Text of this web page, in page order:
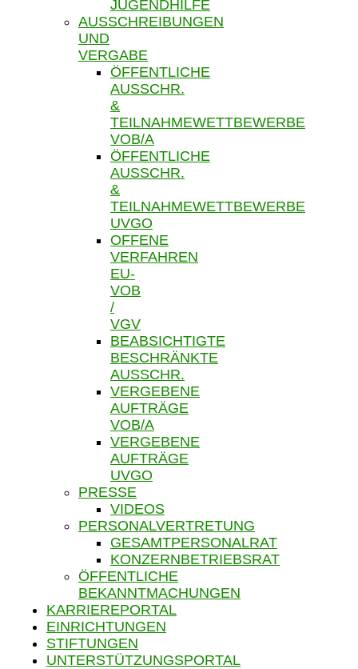
JUGENDHILFE
AUSSCHREIBUNGEN
UND
VERGABE
ÖFFENTLICHE
AUSSCHR.
&
TEILNAHMEWETTBEWERBE
VOB/A
ÖFFENTLICHE
AUSSCHR.
&
TEILNAHMEWETTBEWERBE
UVGO
OFFENE
VERFAHREN
EU-
VOB
/
VGV
BEABSICHTIGTE
BESCHRÄNKTE
AUSSCHR.
VERGEBENE
AUFTRÄGE
VOB/A
VERGEBENE
AUFTRÄGE
UVGO
PRESSE
VIDEOS
PERSONALVERTRETUNG
GESAMTPERSONALRAT
KONZERNBETRIEBSRAT
ÖFFENTLICHE
BEKANNTMACHUNGEN
KARRIEREPORTAL
EINRICHTUNGEN
STIFTUNGEN
UNTERSTÜTZUNGSPORTAL